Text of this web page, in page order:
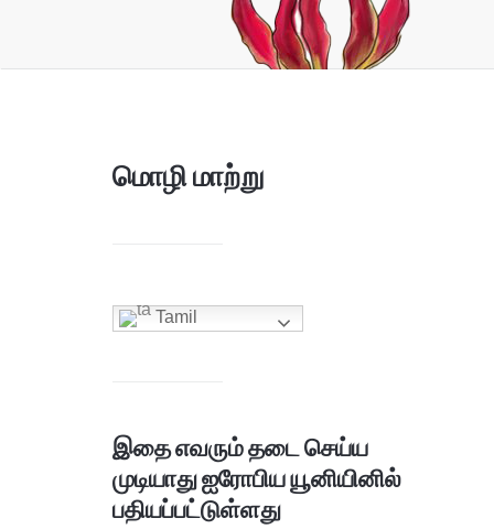
மொழி மாற்று
Tamil
இதை எவரும் தடை செய்ய
முடியாது ஐரோபிய யூனியினில்
பதியப்பட்டுள்ளது